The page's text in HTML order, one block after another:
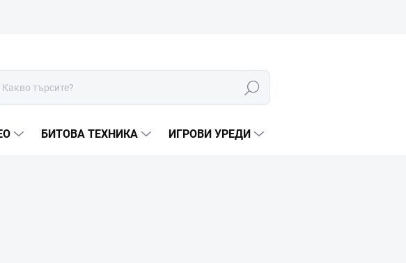
Търсене
БИТОВА ТЕХНИКА ИГРОВИ УРЕДИ